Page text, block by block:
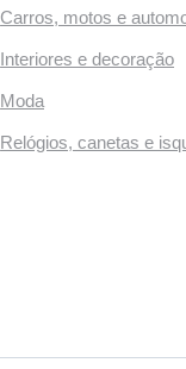
Carros, motos e
Interiores e decoração
Moda
Relógios, canetas e